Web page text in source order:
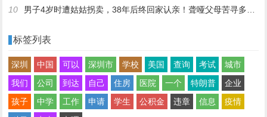
10
男子4岁时遭姑姑拐卖，38年后终回家认亲！聋哑父母苦寻多年，母亲已抱憾离世丨红星寻人
标签列表
深圳 中国 可以 深圳市 学校 美国 查询 考试
城市
我们
公司 到达 自己 住房 医院 一个 特朗普
企业
孩子
中学 工作 申请 学生 公积金 违章 信息
疫情